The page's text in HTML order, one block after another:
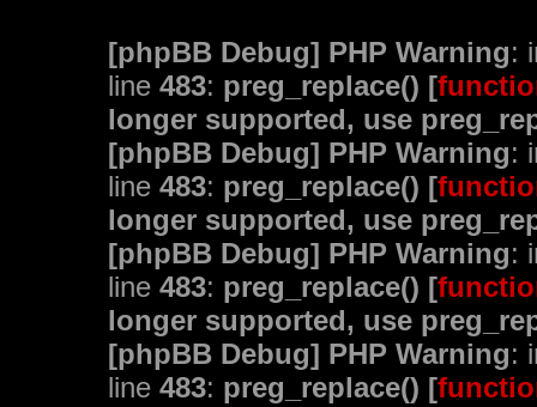
[phpBB Debug] PHP Warning:
line 483: preg_replace() [
longer supported, use
[phpBB Debug] PHP Warning:
line 483: preg_replace() [
longer supported, use
[phpBB Debug] PHP Warning:
line 483: preg_replace() [
longer supported, use
[phpBB Debug] PHP Warning:
line 483: preg_replace() [